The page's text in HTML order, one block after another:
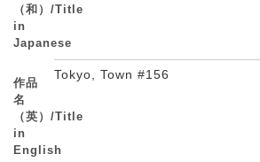
（和）/Title
in
Japanese
作品
名
（英）/Title
in
English
Tokyo, Town #156